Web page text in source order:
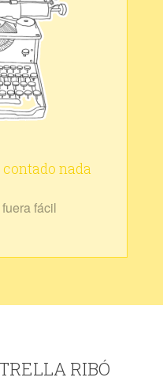
nada
fácil
RIBÓ